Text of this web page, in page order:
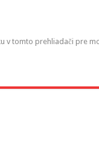
v tomto prehliadači pre